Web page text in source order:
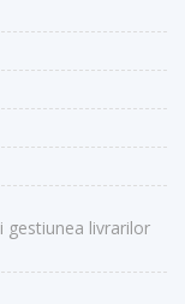
gestiunea livrarilor